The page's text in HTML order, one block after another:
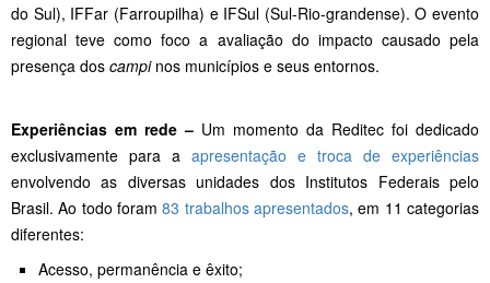
do Sul), IFFar (Farroupilha) e IFSul (Sul-Rio-grandense). O evento
regional teve como foco a avaliação do impacto causado pela
presença dos campinos municípios e seus entornos.
Experiências em rede – Um momento da Reditec foi dedicado
exclusivamente para a apresentação e troca de experiências
envolvendo as diversas unidades dos Institutos Federais pelo
Brasil. Ao todo foram83 trabalhos apresentados, em 11 categorias
diferentes:
Acesso, permanência e êxito;